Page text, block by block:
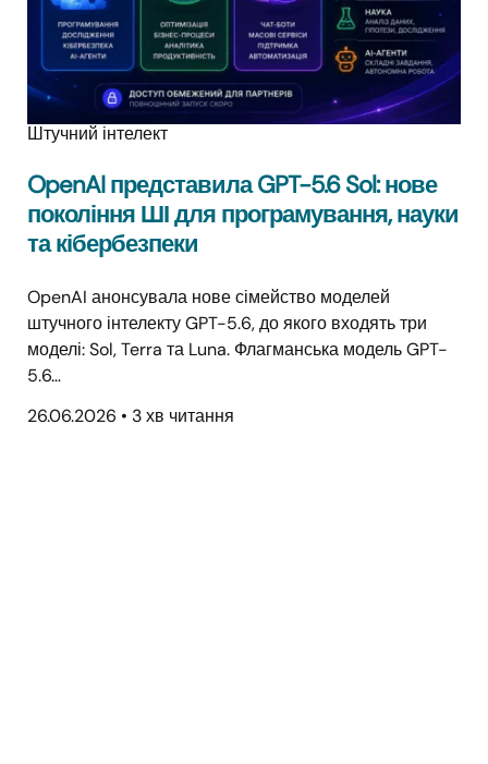
Штучний інтелект
OpenAI представила GPT-5.6 Sol: нове
покоління ШІ для програмування, науки
та кібербезпеки
OpenAI анонсувала нове сімейство моделей
штучного інтелекту GPT-5.6, до якого входять три
моделі: Sol, Terra та Luna. Флагманська модель GPT-
5.6…
26.06.2026 • 3 хв читання